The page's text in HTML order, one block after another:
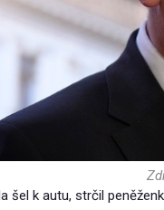
šel k autu, strčil